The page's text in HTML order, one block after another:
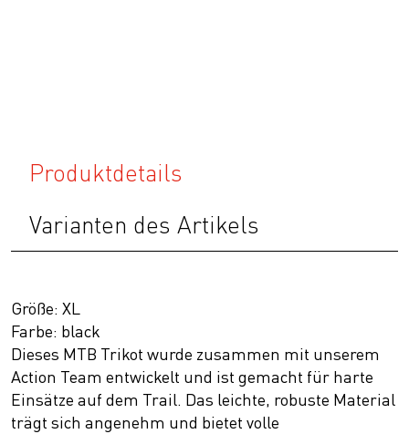
Produktdetails
Varianten des Artikels
Größe: XL
Farbe: black
Dieses MTB Trikot wurde zusammen mit unserem
Action Team entwickelt und ist gemacht für harte
Einsätze auf dem Trail. Das leichte, robuste Material
trägt sich angenehm und bietet volle